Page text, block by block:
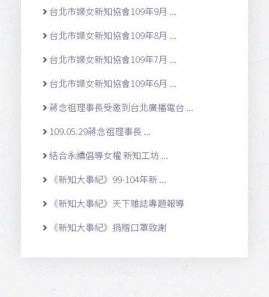
台北市婦女新知協會109年9月 ...
台北市婦女新知協會109年8月 ...
台北市婦女新知協會109年7月 ...
台北市婦女新知協會109年6月 ...
蔣念祖理事長受邀到台北廣播電台 ...
109.05.29蔣念祖理事長 ...
結合永續倡導女權 新知工坊 ...
《新知大事紀》99-104年新 ...
《新知大事紀》天下雜誌專題報導
《新知大事紀》捐贈口罩致謝